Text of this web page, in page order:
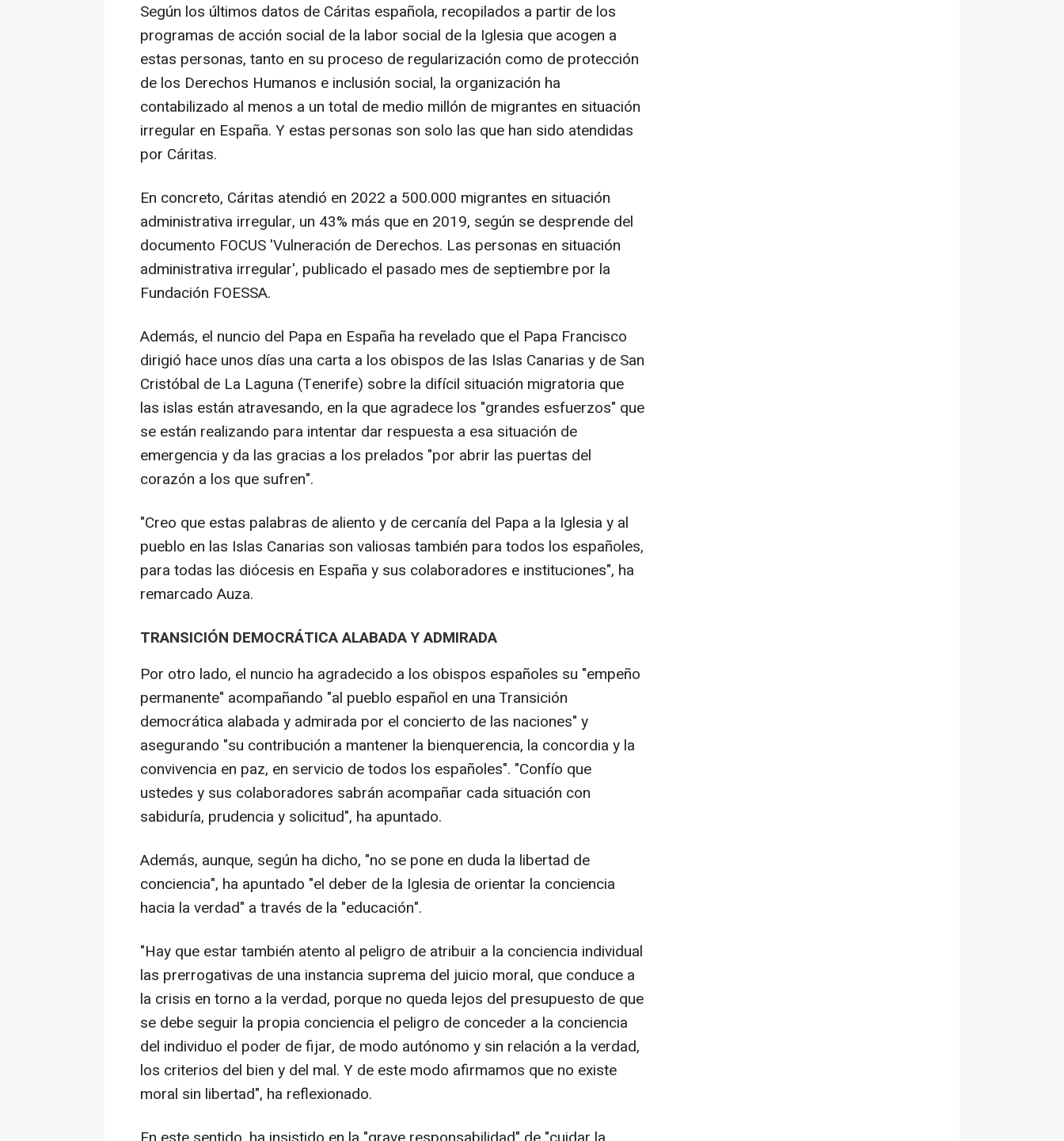
Según los últimos datos de Cáritas española, recopilados a partir de los
programas de acción social de la labor social de la Iglesia que acogen a
estas personas, tanto en su proceso de regularización como de protección
de los Derechos Humanos e inclusión social, la organización ha
contabilizado al menos a un total de medio millón de migrantes en situación
irregular en España. Y estas personas son solo las que han sido atendidas
por Cáritas.
En concreto, Cáritas atendió en 2022 a 500.000 migrantes en situación
administrativa irregular, un 43% más que en 2019, según se desprende del
documento FOCUS 'Vulneración de Derechos. Las personas en situación
administrativa irregular', publicado el pasado mes de septiembre por la
Fundación FOESSA.
Además, el nuncio del Papa en España ha revelado que el Papa Francisco
dirigió hace unos días una carta a los obispos de las Islas Canarias y de San
Cristóbal de La Laguna (Tenerife) sobre la difícil situación migratoria que
las islas están atravesando, en la que agradece los "grandes esfuerzos" que
se están realizando para intentar dar respuesta a esa situación de
emergencia y da las gracias a los prelados "por abrir las puertas del
corazón a los que sufren".
"Creo que estas palabras de aliento y de cercanía del Papa a la Iglesia y al
pueblo en las Islas Canarias son valiosas también para todos los españoles,
para todas las diócesis en España y sus colaboradores e instituciones", ha
remarcado Auza.
TRANSICIÓN DEMOCRÁTICA ALABADA Y ADMIRADA
Por otro lado, el nuncio ha agradecido a los obispos españoles su "empeño
permanente" acompañando "al pueblo español en una Transición
democrática alabada y admirada por el concierto de las naciones" y
asegurando "su contribución a mantener la bienquerencia, la concordia y la
convivencia en paz, en servicio de todos los españoles". "Confío que
ustedes y sus colaboradores sabrán acompañar cada situación con
sabiduría, prudencia y solicitud", ha apuntado.
Además, aunque, según ha dicho, "no se pone en duda la libertad de
conciencia", ha apuntado "el deber de la Iglesia de orientar la conciencia
hacia la verdad" a través de la "educación".
"Hay que estar también atento al peligro de atribuir a la conciencia individual
las prerrogativas de una instancia suprema del juicio moral, que conduce a
la crisis en torno a la verdad, porque no queda lejos del presupuesto de que
se debe seguir la propia conciencia el peligro de conceder a la conciencia
del individuo el poder de fijar, de modo autónomo y sin relación a la verdad,
los criterios del bien y del mal. Y de este modo afirmamos que no existe
moral sin libertad", ha reflexionado.